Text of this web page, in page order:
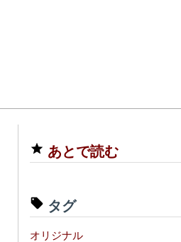
あとで読む
タグ
オリジナル